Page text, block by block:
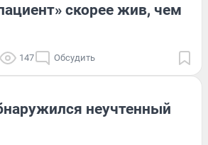
скорее жив, чем
147 Обсудить
неучтенный